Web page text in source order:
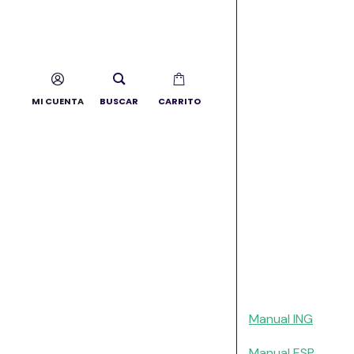
MI CUENTA BUSCAR CARRITO
Manual ING